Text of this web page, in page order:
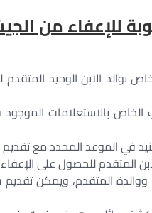
للإعفاء من
بوالد الابن الوحيد
بالاستعلامات الموجود
في الموعد المحدد مع
المتقدم للحصول على
ووالدة المتقدم، ويمكن